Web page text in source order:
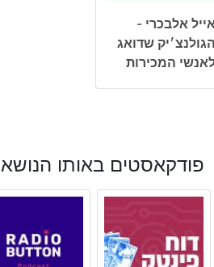
אלבכרי -
שדואג
המכירות
פודקאסטים באותו הנושא